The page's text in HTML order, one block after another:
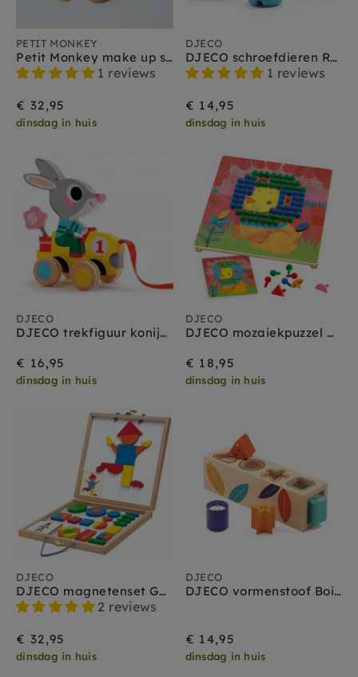
PETIT MONKEY
Petit Monkey make up set 3jr+
1 reviews
€ 32,95
dinsdag in huis
DJECO
DJECO schroefdieren Rondanimo 18 m+
1 reviews
€ 14,95
dinsdag in huis
DJECO
DJECO trekfiguur konijn Roulapic 1 jr+
€ 16,95
dinsdag in huis
DJECO
DJECO mozaiekpuzzel Animo 3 jr+
€ 18,95
dinsdag in huis
DJECO
DJECO magnetenset Geoform 4 jr+
2 reviews
€ 32,95
dinsdag in huis
DJECO
DJECO vormenstoof Boita 18 m+
€ 14,95
dinsdag in huis